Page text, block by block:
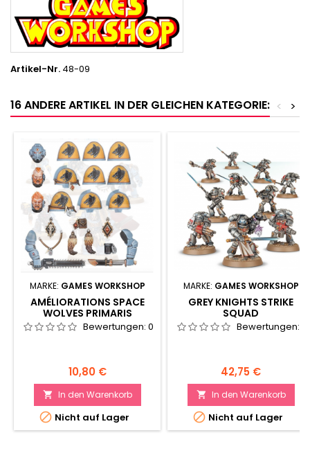
Artikel-Nr. 48-09
16 ANDERE ARTIKEL IN DER GLEICHEN KATEGORIE: >
<
MARKE: GAMES WORKSHOP
AMÉLIORATIONS SPACE
WOLVES PRIMARIS
Bewertungen: 0
Preis
10,80 €
 In den Warenkorb
 Nicht auf Lager
MARKE: GAMES WORKSHOP
GREY KNIGHTS STRIKE
SQUAD
Bewertungen:
Preis
42,75 €
 In den Warenkorb
 Nicht auf Lager